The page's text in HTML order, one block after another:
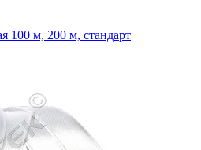
элегант белая 100 м, 200 м